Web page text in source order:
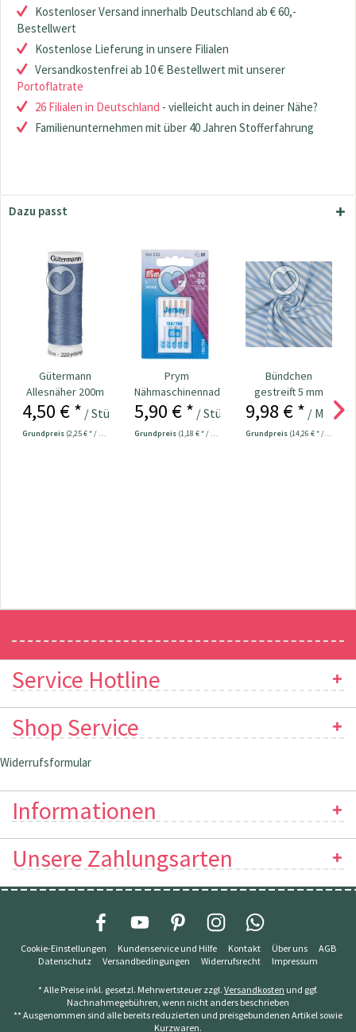
Kostenloser Versand innerhalb Deutschland ab € 60,-
Bestellwert
Kostenlose Lieferung in unsere Filialen
Versandkostenfrei ab 10 € Bestellwert mit unserer
Portoflatrate
26 Filialen in Deutschland - vielleicht auch in deiner Nähe?
Familienunternehmen mit über 40 Jahren Stofferfahrung
Dazu passt
Gütermann
Allesnäher 200m
Fb. 435 -
jeansblau
4,50 € * / Stück
Grundpreis (2,25 € * / 100 Meter)
Prym
Nähmaschinennadeln
130/705 Jersey
5,90 € * / Stück
Grundpreis (1,18 € * / 1 Stück)
Bündchen
gestreift 5 mm
hellblau / weiß
9,98 € * / Meter
Grundpreis (14,26 € * / 1 m²)
Service Hotline
Shop Service
Widerrufsformular
Informationen
Unsere Zahlungsarten
Cookie-Einstellungen Kundenservice und Hilfe Kontakt Über uns
AGB
Datenschutz
Versandbedingungen Widerrufsrecht Impressum
* Alle Preise inkl. gesetzl. Mehrwertsteuer zzgl. Versandkosten und ggf.
Nachnahmegebühren, wenn nicht anders beschrieben
** Ausgenommen sind alle bereits reduzierten und preisgebundenen Artikel sowie
Kurzwaren.